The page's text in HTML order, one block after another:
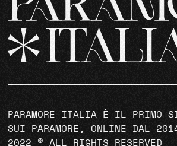
PARAMORE ITALIA È IL PRIMO
SUI PARAMORE, ONLINE DAL
2022 © ALL RIGHTS RESERVED